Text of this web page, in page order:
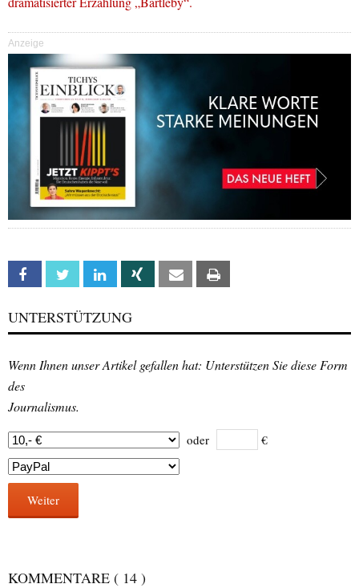
Anzeige
Facebook Twitter Linkedin Xing Email
UNTERSTÜTZUNG
Wenn Ihnen unser Artikel gefallen hat: Unterstützen Sie diese Form
des
Journalismus.
oder €
Weiter
KOMMENTARE ( 14 )